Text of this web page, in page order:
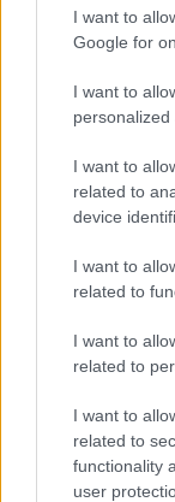
I want to
Google for
I want to
personalized
I want to
related to
device
I want to
related to
I want to
related to
I want to
related to
functionality
user
Come il settore
investire